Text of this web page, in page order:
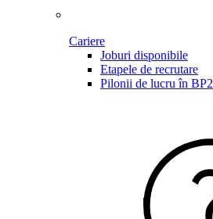
Cariere
Joburi disponibile
Etapele de recrutare
Pilonii de lucru în BP2